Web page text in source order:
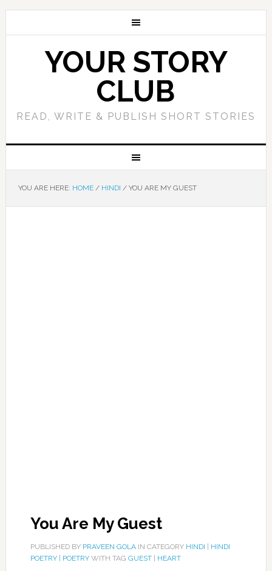
YOUR STORY
CLUB
READ, WRITE & PUBLISH SHORT STORIES
YOU ARE HERE: HOME / HINDI /YOU ARE MY GUEST
You Are My Guest
PUBLISHED BY PRAVEEN GOLAIN CATEGORY HINDI
HINDI
POETRY| POETRYWITH TAG GUEST| HEART